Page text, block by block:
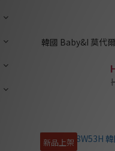
韓國 Baby&I 莫代
新品上架